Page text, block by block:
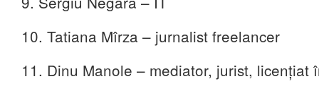
10. Tatiana Mîrza – jurnalist freelancer
11. Dinu Manole – mediator, jurist, licenţiat